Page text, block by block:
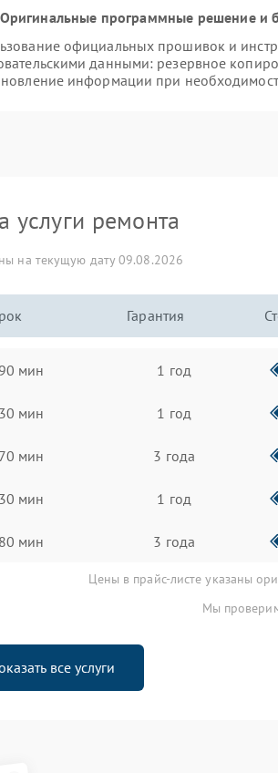
Оригинальные программные решение и
официальных прошивок и
данными: резервное
информации при
услуги ремонта
на текущую дату 09.08.2026
Гарантия
90 мин 1 год
30 мин 1 год
70 мин 3 года
30 мин 1 год
80 мин 3 года
Цены в прайс-листе указаны
Мы
все услуги